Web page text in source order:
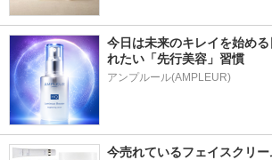
今日は未来のキレイを始め
れたい「先行美容」習慣
アンプルール(AMPLEUR)
今売れているフェイスクリ